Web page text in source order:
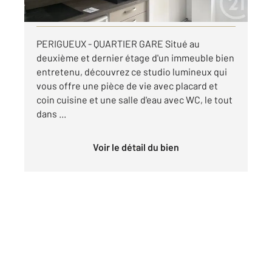
Visiter le site dédié
PERIGUEUX - QUARTIER GARE Situé au
deuxième et dernier étage d'un immeuble bien
entretenu, découvrez ce studio lumineux qui
vous offre une pièce de vie avec placard et
coin cuisine et une salle d'eau avec WC, le tout
dans ...
Voir le détail du bien